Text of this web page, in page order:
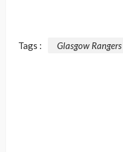
Tags : Glasgow Rangers